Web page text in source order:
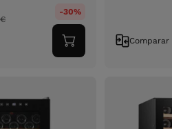
€
-30%
Adicionar
ao
Comparar